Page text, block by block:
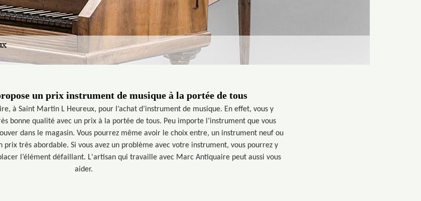
un prix instrument de musique à la portée de tous
à Saint Martin L Heureux, pour l’achat d’instrument de musique. En effet, vous y
bonne qualité avec un prix à la portée de tous. Peu importe l’instrument que vous
dans le magasin. Vous pourrez même avoir le choix entre, un instrument neuf ou
prix très abordable. Si vous avez un problème avec votre instrument, vous pourrez y
l’élément défaillant. L'artisan qui travaille avec Marc Antiquaire peut aussi vous
aider.